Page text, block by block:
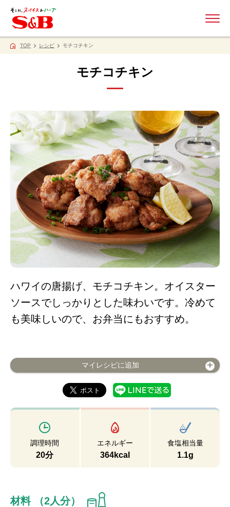
TOP レシピ モチコチキン
モチコチキン
ハワイの唐揚げ、モチコチキン。オイスター
ソースでしっかりとした味わいです。冷めて
も美味しいので、お弁当にもおすすめ。
マイレシピに追加
調理時間
20分
エネルギー
364kcal
食塩相当量
1.1g
材料 （2人分）